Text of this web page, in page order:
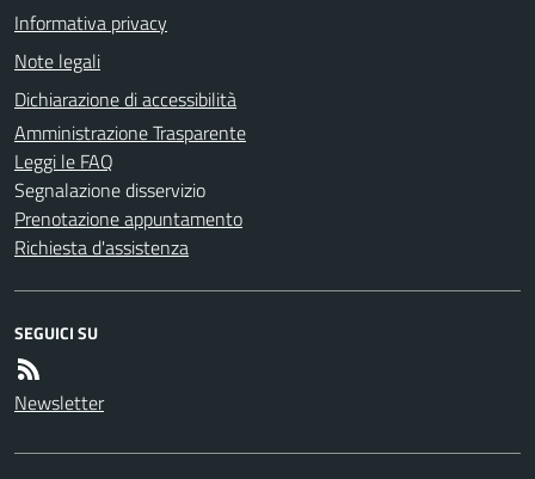
Informativa privacy
Note legali
Dichiarazione di accessibilità
Amministrazione Trasparente
Leggi le FAQ
Segnalazione disservizio
Prenotazione appuntamento
Richiesta d'assistenza
SEGUICI SU
Newsletter